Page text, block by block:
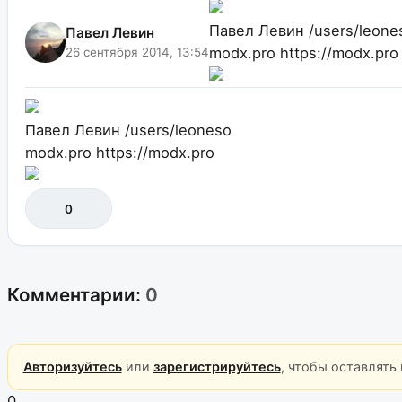
Павел Левин
26 сентября 2014, 13:54
Павел Левин /users/
modx.pro https://modx.pro
Павел Левин /users/leoneso
modx.pro https://modx.pro
0
Комментарии: 0
Авторизуйтесьили зарегистрируйтесь, чтобы